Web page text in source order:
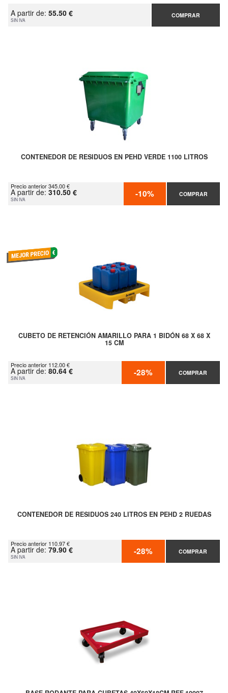
A partir de: 55.50 €
SIN IVA
COMPRAR
CONTENEDOR DE RESIDUOS EN PEHD VERDE 1100 LITROS
Precio anterior 345.00 €
A partir de: 310.50 €
SIN IVA -10% COMPRAR
CUBETO DE RETENCIÓN AMARILLO PARA 1 BIDÓN 68 X 68 X
15 CM
Precio anterior 112.00 €
A partir de: 80.64 €
SIN IVA -28% COMPRAR
CONTENEDOR DE RESIDUOS 240 LITROS EN PEHD 2 RUEDAS
Precio anterior 110.97 €
A partir de: 79.90 €
SIN IVA -28% COMPRAR